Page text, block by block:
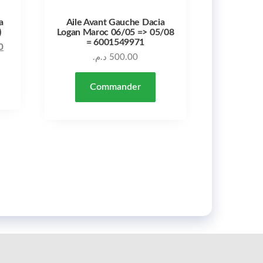
Le prix actuel est : 3,200.00 د.م..
Aile Avant Gauche Dacia
Logan Maroc 06/05 => 05/08
= 6001549971
500.00 د.م.
Commander